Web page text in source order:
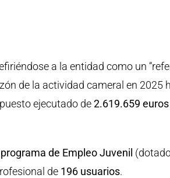
a la entidad como un
de la actividad cameral en 2025
ejecutado de2.619.659 euros
programa de Empleo Juvenil
de 196 usuarios.